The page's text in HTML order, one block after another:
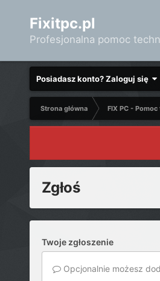
Fixitpc.pl
Profesjonalna pomoc
Posiadasz konto? Zaloguj się
Strona główna FIX PC -
Zgłoś
Twoje zgłoszenie
Opcjonalnie możesz